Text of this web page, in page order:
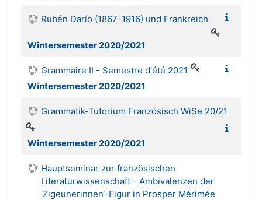
Rubén Darío (1867-1916) und Frankreich
Wintersemester 2020/2021
Grammaire II - Semestre d'été 2021
Wintersemester 2020/2021
Grammatik-Tutorium Französisch WiSe 20/21
Wintersemester 2020/2021
Hauptseminar zur französischen
Literaturwissenschaft - Ambivalenzen der
‚Zigeunerinnen‘-Figur in Prosper Mérimée